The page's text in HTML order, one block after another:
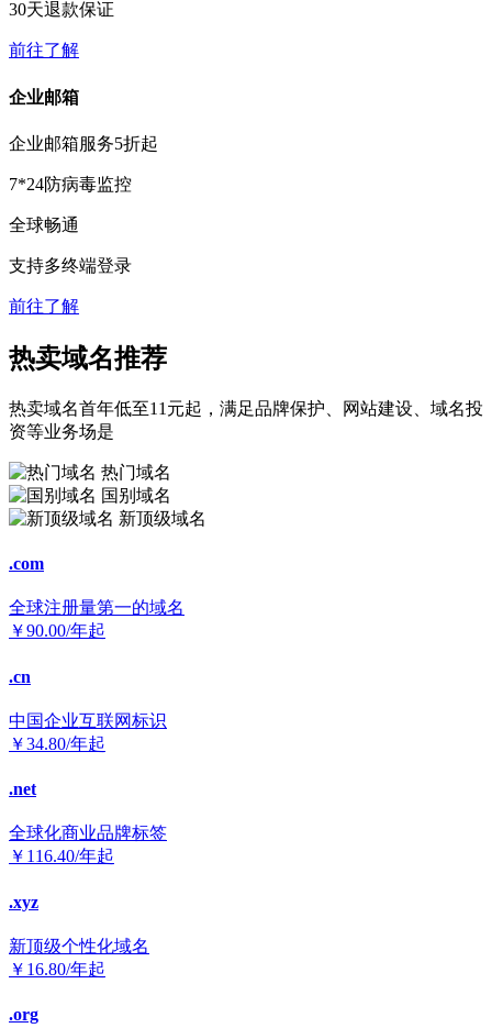
30天退款保证
前往了解
企业邮箱
企业邮箱服务5折起
7*24防病毒监控
全球畅通
支持多终端登录
前往了解
热卖域名推荐
热卖域名首年低至11元起，满足品牌保护、网站建设、域名投
资等业务场是
热门域名
国别域名
新顶级域名
.com
全球注册量第一的域名
￥90.00/年起
.cn
中国企业互联网标识
￥34.80/年起
.net
全球化商业品牌标签
￥ 116.40/年起
.xyz
新顶级个性化域名
￥ 16.80/年起
.org